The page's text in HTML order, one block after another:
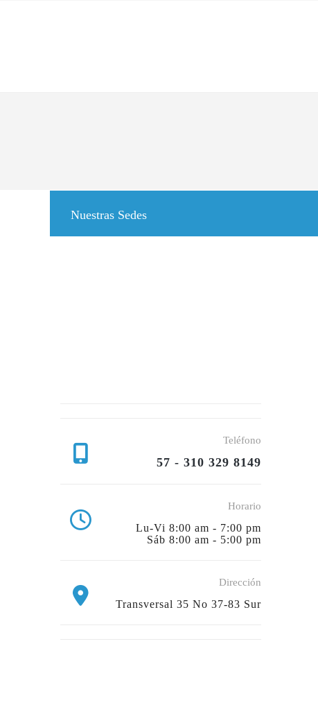
Nuestras Sedes
Teléfono
57 - 310 329 8149
Horario
Lu-Vi 8:00 am - 7:00 pm
Sáb 8:00 am - 5:00 pm
Dirección
Transversal 35 No 37-83 Sur